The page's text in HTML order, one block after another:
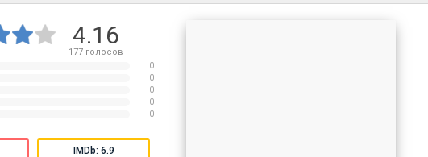
4.16
177голосов
0
0
0
0
0
IMDb: 6.9